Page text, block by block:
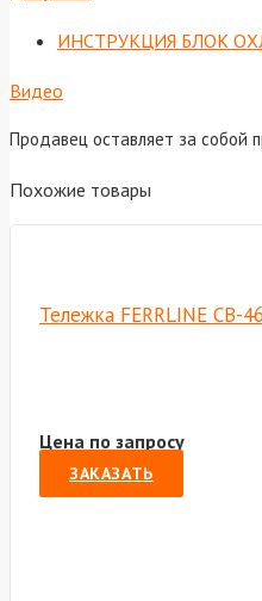
ИНСТРУКЦИЯ БЛОК
Видео
Продавец оставляет за собой
Похожие товары
Тележка FERRLINE CB-
Цена по запросу
ЗАКАЗАТЬ